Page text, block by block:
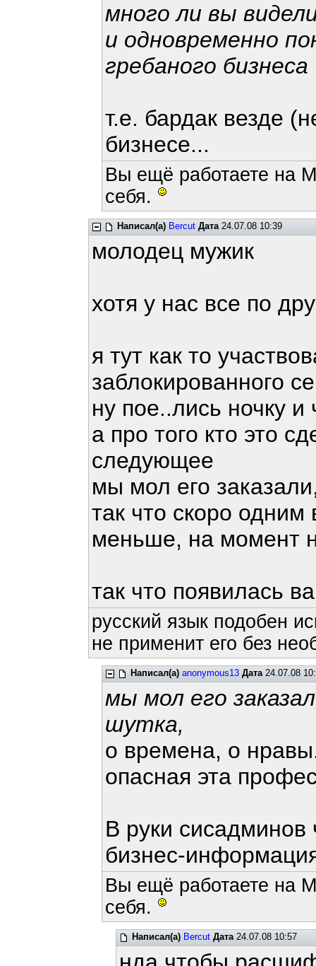
много ли вы
и одновременно
гребаного бизнеса
т.е. бардак везде
бизнесе...
Вы ещё работаете на
себя.
Написал(а) Bercut Дата24.07.08 10:39
молодец мужик
хотя у нас все по
я тут как то
заблокированного
ну пое..лись ночку и
а про того кто это
следующее
мы мол его
так что скоро
меньше, на момент
так что появилась
русский язык подобен
не применит его без
Написал(а) anonymous13 Дата24.07.08
мы мол его
шутка,
о времена, о
опасная эта
В руки сисадминов
бизнес-
Вы ещё работаете на
себя.
Написал(а) Bercut Дата24.07.08 10:57